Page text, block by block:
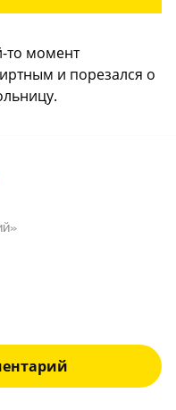
то момент
и порезался о